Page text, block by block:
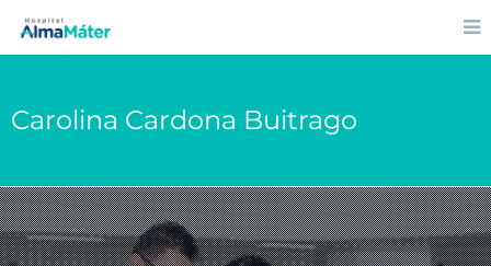
Carolina Cardona Buitrago